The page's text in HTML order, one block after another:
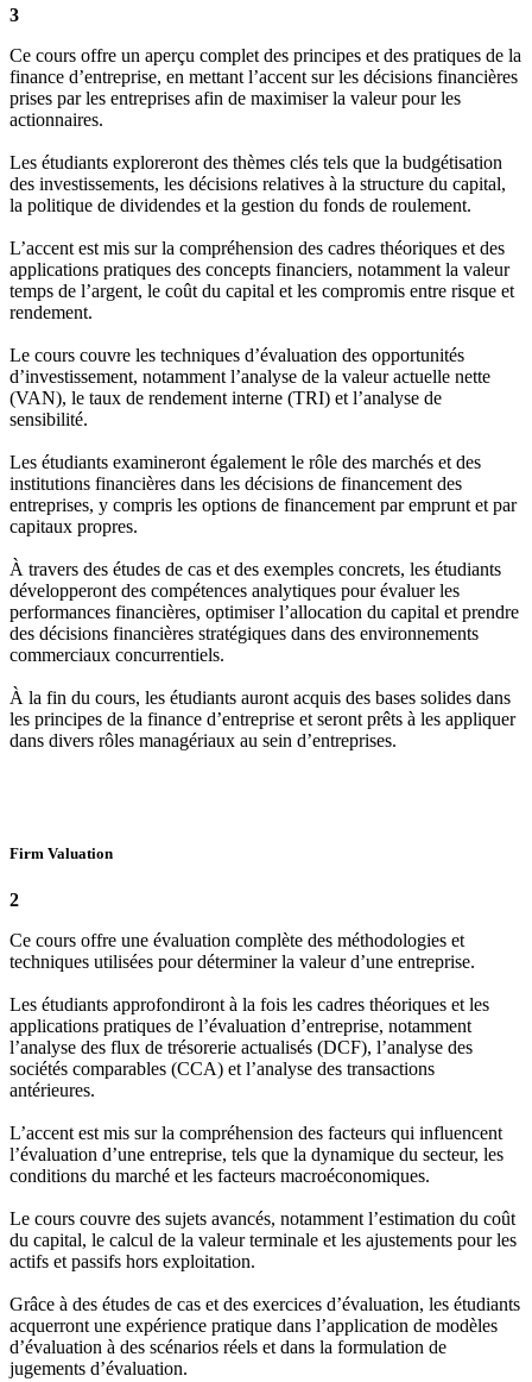
3
Ce cours offre un aperçu complet des principes et des pratiques de la
finance d’entreprise, en mettant l’accent sur les décisions financières
prises par les entreprises afin de maximiser la valeur pour les
actionnaires.
Les étudiants exploreront des thèmes clés tels que la budgétisation
des investissements, les décisions relatives à la structure du capital,
la politique de dividendes et la gestion du fonds de roulement.
L’accent est mis sur la compréhension des cadres théoriques et des
applications pratiques des concepts financiers, notamment la valeur
temps de l’argent, le coût du capital et les compromis entre risque et
rendement.
Le cours couvre les techniques d’évaluation des opportunités
d’investissement, notamment l’analyse de la valeur actuelle nette
(VAN), le taux de rendement interne (TRI) et l’analyse de
sensibilité.
Les étudiants examineront également le rôle des marchés et des
institutions financières dans les décisions de financement des
entreprises, y compris les options de financement par emprunt et par
capitaux propres.
À travers des études de cas et des exemples concrets, les étudiants
développeront des compétences analytiques pour évaluer les
performances financières, optimiser l’allocation du capital et prendre
des décisions financières stratégiques dans des environnements
commerciaux concurrentiels.
À la fin du cours, les étudiants auront acquis des bases solides dans
les principes de la finance d’entreprise et seront prêts à les appliquer
dans divers rôles managériaux au sein d’entreprises.
Firm Valuation
2
Ce cours offre une évaluation complète des méthodologies et
techniques utilisées pour déterminer la valeur d’une entreprise.
Les étudiants approfondiront à la fois les cadres théoriques et les
applications pratiques de l’évaluation d’entreprise, notamment
l’analyse des flux de trésorerie actualisés (DCF), l’analyse des
sociétés comparables (CCA) et l’analyse des transactions
antérieures.
L’accent est mis sur la compréhension des facteurs qui influencent
l’évaluation d’une entreprise, tels que la dynamique du secteur, les
conditions du marché et les facteurs macroéconomiques.
Le cours couvre des sujets avancés, notamment l’estimation du coût
du capital, le calcul de la valeur terminale et les ajustements pour les
actifs et passifs hors exploitation.
Grâce à des études de cas et des exercices d’évaluation, les étudiants
acquerront une expérience pratique dans l’application de modèles
d’évaluation à des scénarios réels et dans la formulation de
jugements d’évaluation.